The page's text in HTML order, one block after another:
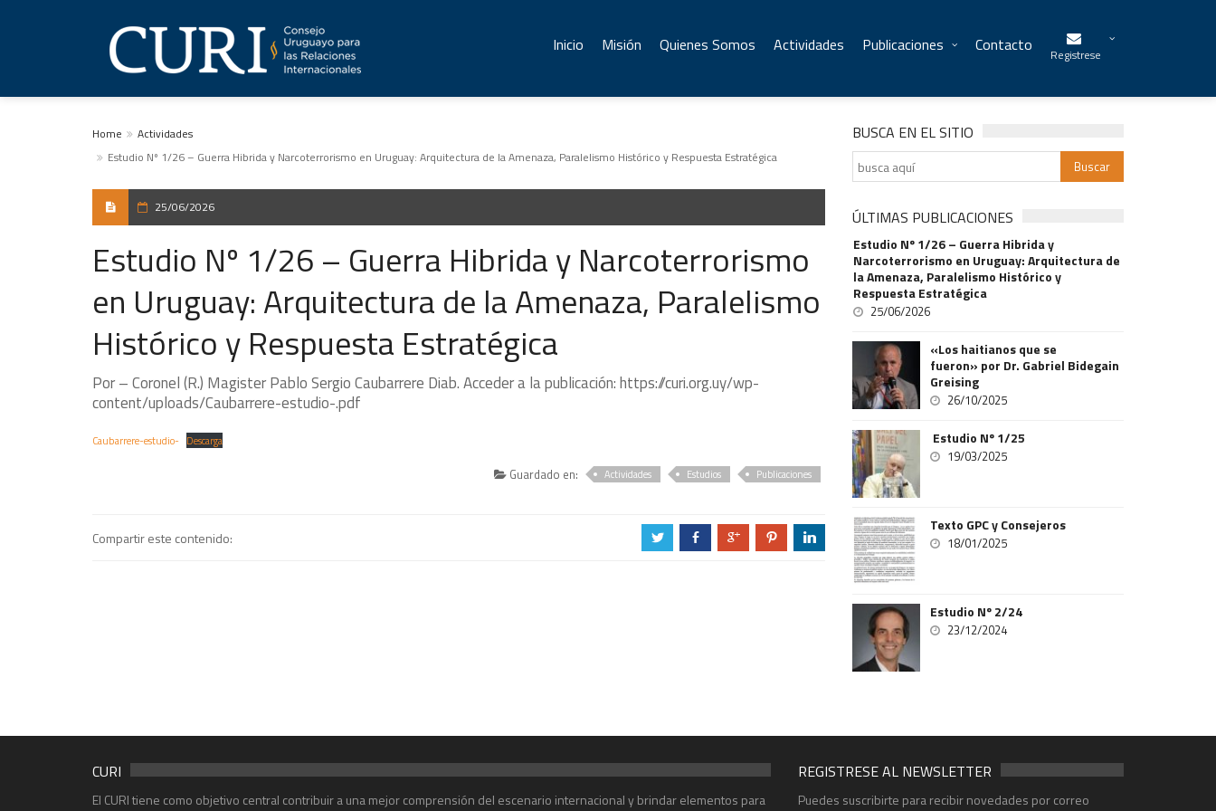
Inicio Misión Quienes Somos Actividades Publicaciones Contacto Registrese
Home
Actividades
Estudio Nº 1/26 – Guerra Hibrida y Narcoterrorismo en Uruguay: Arquitectura de la Amenaza, Paralelismo Histórico y Respuesta Estratégica
25/06/2026
Estudio Nº 1/26 – Guerra Hibrida y Narcoterrorismo
en Uruguay: Arquitectura de la Amenaza, Paralelismo
Histórico y Respuesta Estratégica
Por – Coronel (R.) Magister Pablo Sergio Caubarrere Diab. Acceder a la publicación: https://curi.org.uy/wp-
content/uploads/Caubarrere-estudio-.pdf
Caubarrere-estudio- Descarga
Guardado en: Actividades Estudios Publicaciones
Compartir este contenido: a b c d j
BUSCA EN EL SITIO
ÚLTIMAS PUBLICACIONES
Estudio Nº 1/26 – Guerra Hibrida y
Narcoterrorismo en Uruguay: Arquitectura de
la Amenaza, Paralelismo Histórico y
Respuesta Estratégica
25/06/2026
«Los haitianos que se
fueron» por Dr. Gabriel Bidegain
Greising
26/10/2025
Estudio Nº 1/25
19/03/2025
Texto GPC y Consejeros
18/01/2025
Estudio Nº 2/24
23/12/2024
CURI
El CURI tiene como objetivo central contribuir a una mejor comprensión del escenario internacional y brindar elementos para
REGISTRESE AL NEWSLETTER
Puedes suscribirte para recibir novedades por correo